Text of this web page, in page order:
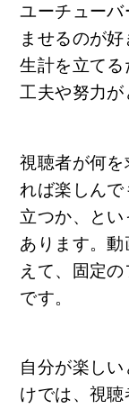
ユーチューバ
ませるのが
生計を立て
工夫や努力が
視聴者が何
れば楽しん
立つか、と
あります。
えて、固定
です。
自分が楽し
けでは、視